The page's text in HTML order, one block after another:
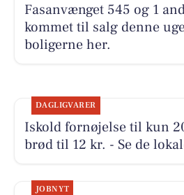
Fasanvænget 545 og 1
kommet til salg denne
boligerne her.
DAGLIGVARER
Iskold fornøjelse til kun
brød til 12 kr. - Se de
JOBNYT